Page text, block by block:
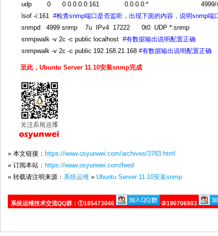
udp 0 0 0.0.0.0:161 0.0.0.0:* 4999/
lsof -i:161 #检查snmp端口是否监听，出现下面的内容，说明snmp端
snmpd 4999 snmp 7u IPv4 17222 0t0 UDP *:snmp
snmpwalk -v 2c -c public localhost #有数据输出说明配置正确
snmpwalk -v 2c -c public 192.168.21.168 #有数据输出说明配置正确
至此，Ubuntu Server 11.10安装snmp完成
» 本文链接： https://www.osyunwei.com/archives/3783.html
» 订阅本站： https://www.osyunwei.com/feed
» 转载请注明来源： 系统运维 » Ubuntu Server 11.10安装snmp
系统运维技术交流QQ群：①185473046 ②190706903